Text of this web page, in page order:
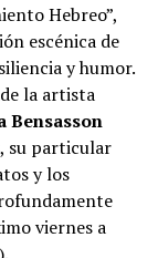
humor y
– como
regresan al
sarcasmo y
que
examinados
Hebreo”,
escénica de
y humor.
la artista
Bensasson
su particular
y los
viernes a